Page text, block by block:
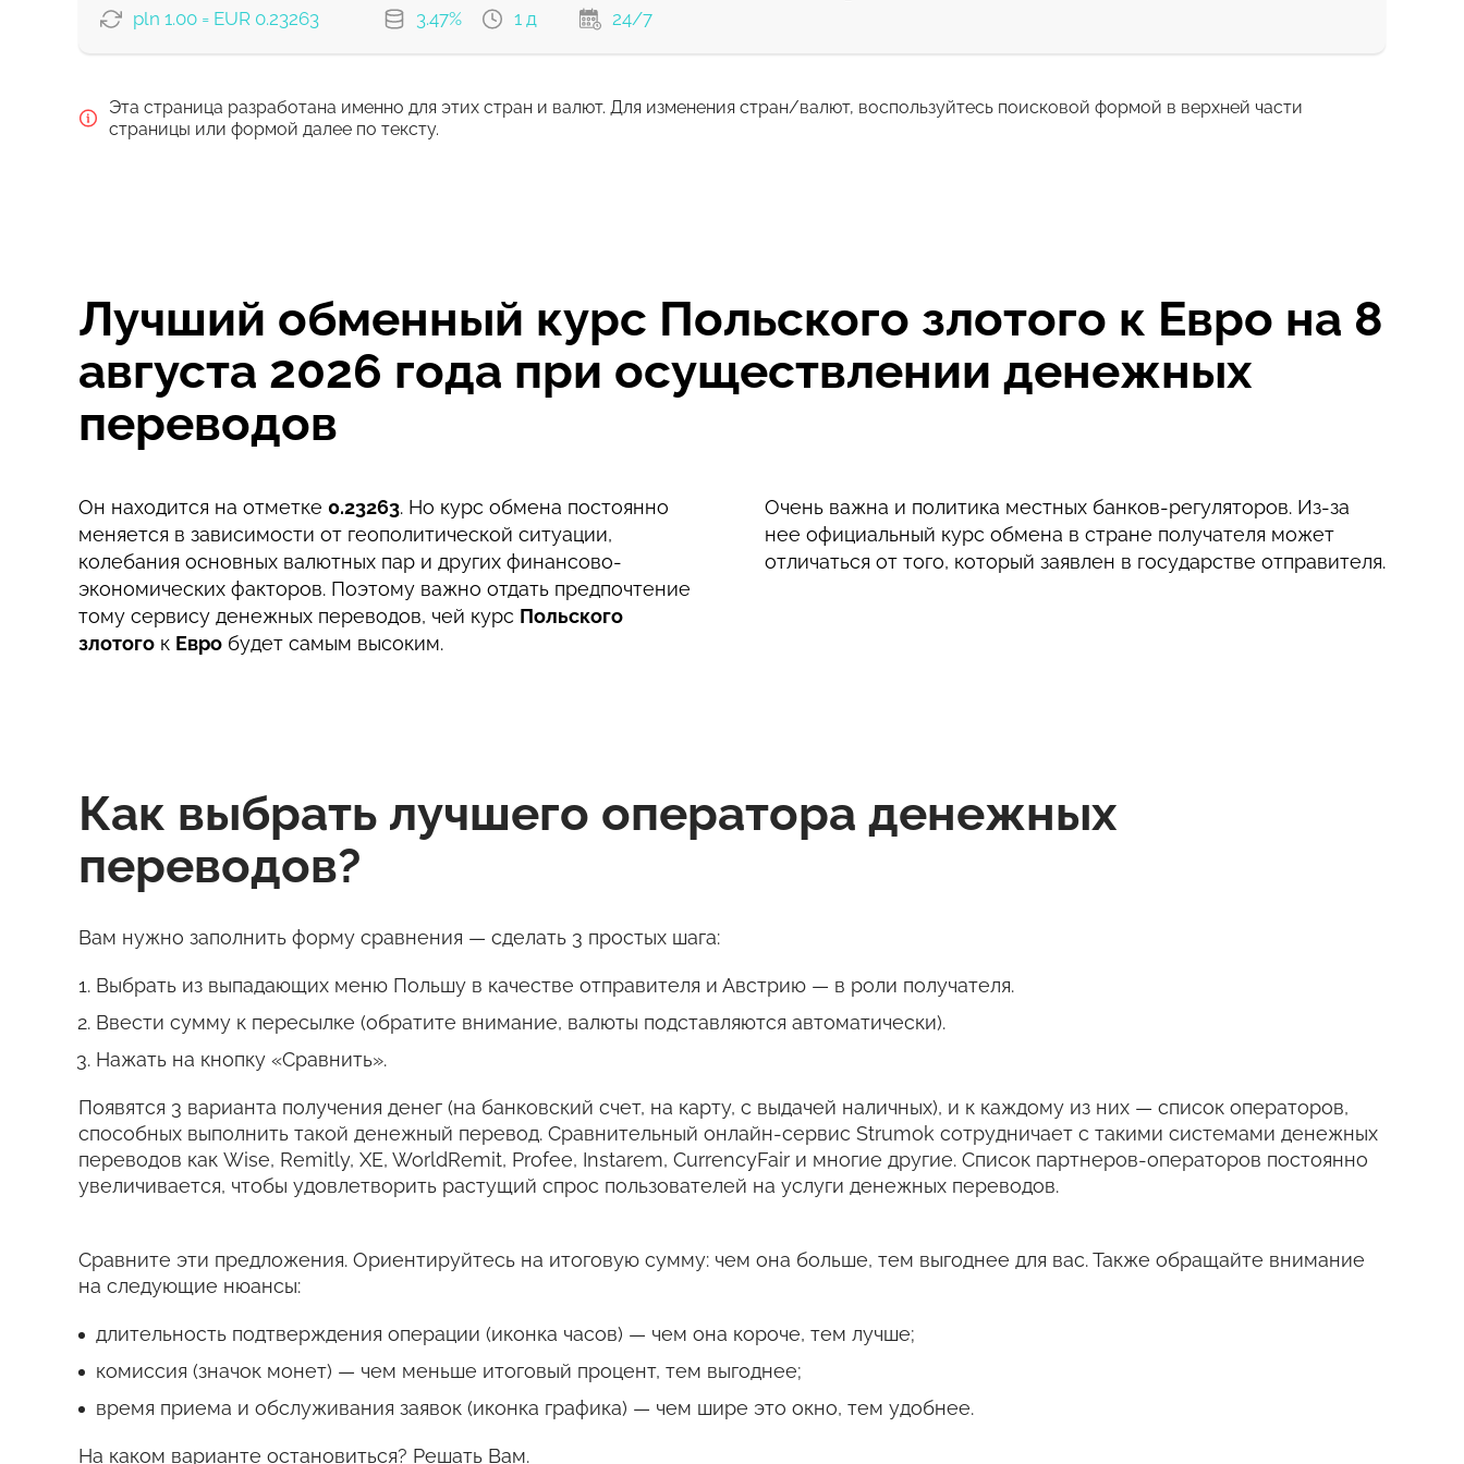
Комиссия Strumok, всегда 0%
pln 1.00 = EUR 0.23263 3.47% 1 д 24/7
Оплатить банковским переводом 22.46
Эта страница разработана именно для этих стран и валют. Для изменения стран/валют, воспользуйтесь поисковой формой в верхней части
страницы или формой далее по тексту.
Лучший обменный курс Польского злотого к Евро на 8
августа 2026 года при осуществлении денежных
переводов
Он находится на отметке 0.23263. Но курс обмена постоянно
меняется в зависимости от геополитической ситуации,
колебания основных валютных пар и других финансово-
экономических факторов. Поэтому важно отдать предпочтение
тому сервису денежных переводов, чей курс Польского
злотого к Евро будет самым высоким.
Очень важна и политика местных банков-регуляторов. Из-за
нее официальный курс обмена в стране получателя может
отличаться от того, который заявлен в государстве отправителя.
Как выбрать лучшего оператора денежных
переводов?
Вам нужно заполнить форму сравнения — сделать 3 простых шага:
Выбрать из выпадающих меню Польшу в качестве отправителя и Австрию — в роли получателя.
Ввести сумму к пересылке (обратите внимание, валюты подставляются автоматически).
Нажать на кнопку «Сравнить».
Появятся 3 варианта получения денег (на банковский счет, на карту, с выдачей наличных), и к каждому из них — список операторов,
способных выполнить такой денежный перевод. Сравнительный онлайн-сервис Strumok сотрудничает с такими системами денежных
переводов как Wise, Remitly, XE, WorldRemit, Profee, Instarem, CurrencyFair и многие другие. Список партнеров-операторов постоянно
увеличивается, чтобы удовлетворить растущий спрос пользователей на услуги денежных переводов.
Сравните эти предложения. Ориентируйтесь на итоговую сумму: чем она больше, тем выгоднее для вас. Также обращайте внимание
на следующие нюансы:
длительность подтверждения операции (иконка часов) — чем она короче, тем лучше;
комиссия (значок монет) — чем меньше итоговый процент, тем выгоднее;
время приема и обслуживания заявок (иконка графика) — чем шире это окно, тем удобнее.
На каком варианте остановиться? Решать Вам.